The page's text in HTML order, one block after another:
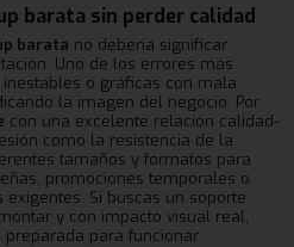
barata sin perder calidad
barata no debería significar
Uno de los errores más
o gráficas con mala
la imagen del negocio. Por
con una excelente relación calidad-
como la resistencia de la
tamaños y formatos para
promociones temporales o
Si buscas un soporte
y con impacto visual real,
para funcionar.